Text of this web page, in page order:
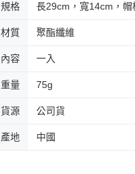
規格 長29cm，寬14cm，帽
材質 聚酯纖維
內容 一入
重量 75g
貨源 公司貨
產地 中國